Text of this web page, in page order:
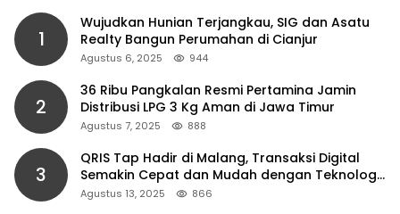
1
Wujudkan Hunian Terjangkau, SIG dan Asatu
Realty Bangun Perumahan di Cianjur
Agustus 6, 2025 944
2
36 Ribu Pangkalan Resmi Pertamina Jamin
Distribusi LPG 3 Kg Aman di Jawa Timur
Agustus 7, 2025 888
3
QRIS Tap Hadir di Malang, Transaksi Digital
Semakin Cepat dan Mudah dengan Teknologi
NFC
Agustus 13, 2025 866